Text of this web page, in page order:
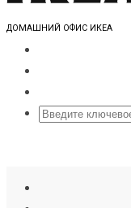
ДОМАШНИЙ ОФИС ИКЕА